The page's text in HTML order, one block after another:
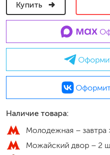
Купить
Наличие товара:
Молодежная – завтра
Можайский двор – 2